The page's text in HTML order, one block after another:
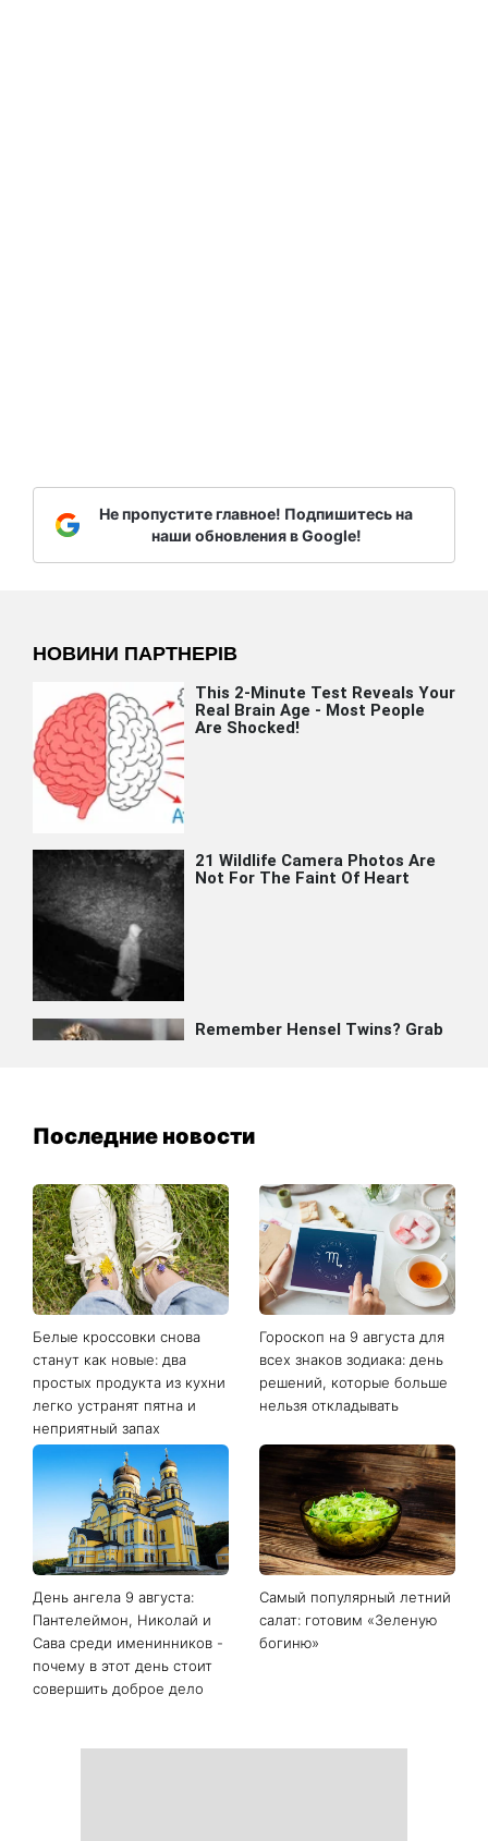
Не пропустите главное! Подпишитесь на
наши обновления в Google!
Последние новости
Белые кроссовки снова
станут как новые: два
простых продукта из кухни
легко устранят пятна и
неприятный запах
Гороскоп на 9 августа для
всех знаков зодиака: день
решений, которые больше
нельзя откладывать
День ангела 9 августа:
Пантелеймон, Николай и
Сава среди именинников -
почему в этот день стоит
совершить доброе дело
Самый популярный летний
салат: готовим «Зеленую
богиню»